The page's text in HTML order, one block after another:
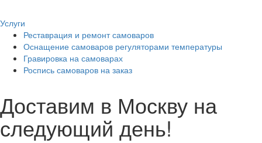
Услуги
Реставрация и ремонт самоваров
Оснащение самоваров регуляторами температуры
Гравировка на самоварах
Роспись самоваров на заказ
Доставим в Москву на
следующий день!